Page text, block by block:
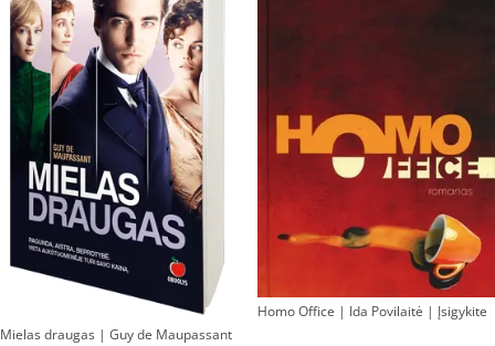
Mielas draugas | Guy de Maupassant
Homo Office | Ida Povilaitė | Įsigykite